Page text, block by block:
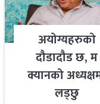
अयोग्यहरुको
दौडादौड छ, म
क्यानको
लड्छु